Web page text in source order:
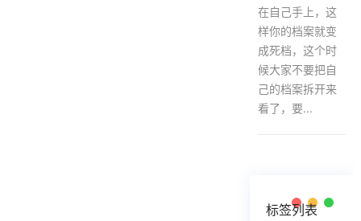
在自己手上，这
样你的档案就变
成死档，这个时
候大家不要把自
己的档案拆开来
看了，要...
标签列表